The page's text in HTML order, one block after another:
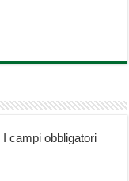
I campi obbligatori